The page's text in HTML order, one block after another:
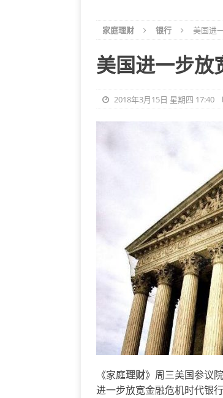
家庭理财 银行 美国进
美国进一步放
2018年3月15日 星期四 17:40
《家庭理财》周三美国参议
进一步放宽金融危机时代银